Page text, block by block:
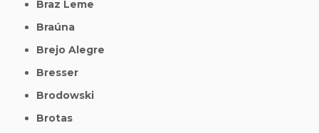
Braz Leme
Braúna
Brejo Alegre
Bresser
Brodowski
Brotas